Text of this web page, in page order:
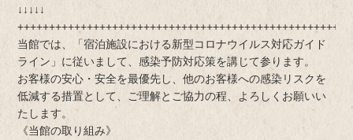
↓↓↓↓↓
当館では、「宿泊施設における新型コロナウイルス対応ガイド
ライン」に従いまして、感染予防対応策を講じて参ります。
お客様の安心・安全を最優先し、他のお客様への感染リスクを
低減する措置として、ご理解とご協力の程、よろしくお願いい
たします。
《当館の取り組み》